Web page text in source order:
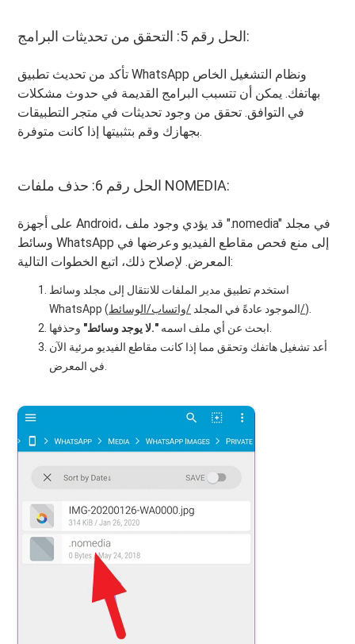
الحل رقم 5: التحقق من تحديثات البرامج:
تأكد من تحديث تطبيق WhatsApp ونظام التشغيل الخاص
بهاتفك. يمكن أن تتسبب البرامج القديمة في حدوث مشكلات
في التوافق. تحقق من وجود تحديثات في متجر التطبيقات
بجهازك وقم بتثبيتها إذا كانت متوفرة.
الحل رقم 6: حذف ملفات NOMEDIA:
على أجهزة Android، قد يؤدي وجود ملف ".nomedia" في مجلد
وسائط WhatsApp إلى منع فحص مقاطع الفيديو وعرضها في
المعرض. لإصلاح ذلك، اتبع الخطوات التالية:
استخدم تطبيق مدير الملفات للانتقال إلى مجلد وسائط
WhatsApp (الموجود عادةً في المجلد/واتساب/الوسائط/).
ابحث عن أي ملف اسمه ".لا يوجد وسائط"
أعد تشغيل هاتفك وتحقق مما إذا كانت مقاطع الفيديو مرئية الآن